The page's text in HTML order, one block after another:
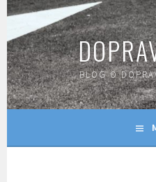
Skip
content
BLOG O